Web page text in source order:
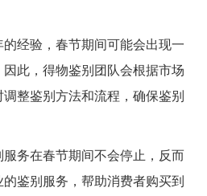
经验，春节期间可能会出现一
此，得物鉴别团队会根据市场
整鉴别方法和流程，确保鉴别
务在春节期间不会停止，反而
鉴别服务，帮助消费者购买到